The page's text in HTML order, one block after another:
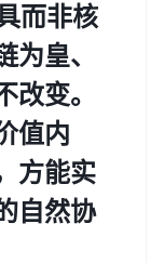
而非核
为皇、
改变。
值内
方能实
自然协